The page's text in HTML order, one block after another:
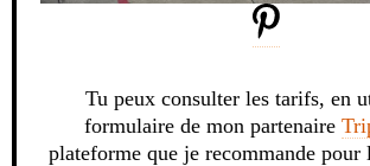
Tu peux consulter les tarifs, en
formulaire de mon partenaire
plateforme que je recommande pour